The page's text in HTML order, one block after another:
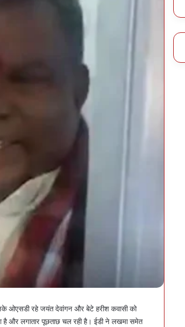
ओएसडी रहे जयंत देवांगन और बेटे हरीश कवासी को
है और लगातार पूछताछ चल रही है। ईडी ने लखमा समेत